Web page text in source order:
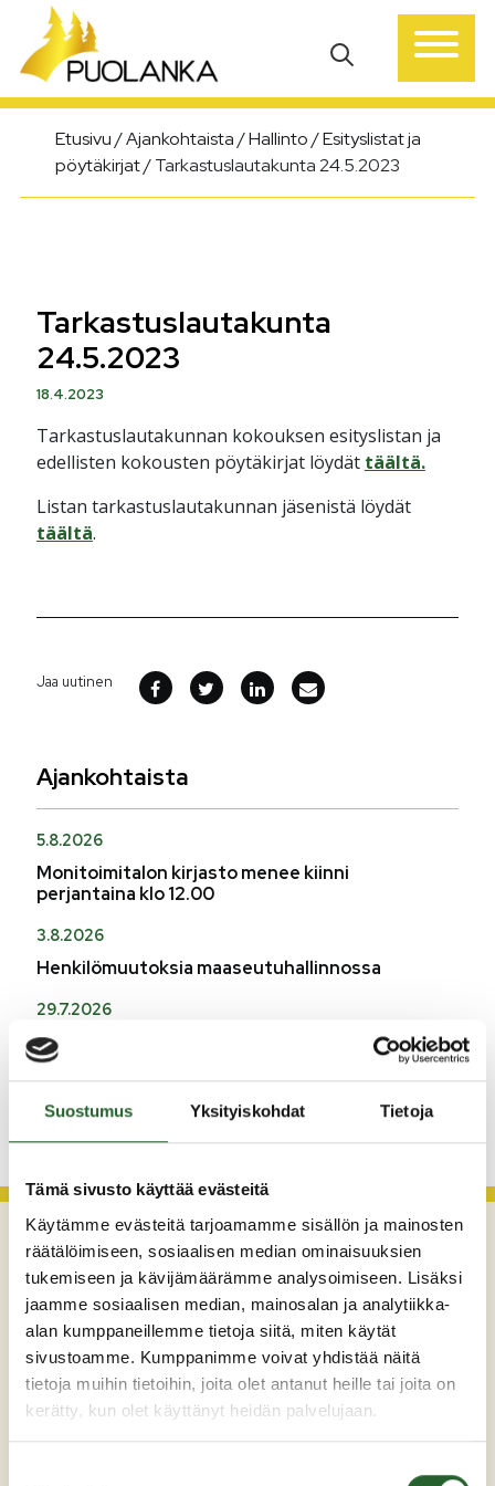
Suostumus Yksityiskohdat Tietoja
Tämä sivusto käyttää evästeitä
Käytämme evästeitä tarjoamamme sisällön ja mainosten
räätälöimiseen, sosiaalisen median ominaisuuksien
tukemiseen ja kävijämäärämme analysoimiseen. Lisäksi
jaamme sosiaalisen median, mainosalan ja analytiikka-
alan kumppaneillemme tietoja siitä, miten käytät
sivustoamme. Kumppanimme voivat yhdistää näitä
tietoja muihin tietoihin, joita olet antanut heille tai joita on
kerätty, kun olet käyttänyt heidän palvelujaan.
Päävalikko
Etusivu/Ajankohtaista/Hallinto/Esityslistat ja
pöytäkirjat/Tarkastuslautakunta 24.5.2023
Tarkastuslautakunta
24.5.2023
18.4.2023
Tarkastuslautakunnan kokouksen esityslistan ja
edellisten kokousten pöytäkirjat löydät täältä.
Listan tarkastuslautakunnan jäsenistä löydät
täältä.
Jaa uutinen
Ajankohtaista
5.8.2026
Monitoimitalon kirjasto menee kiinni
perjantaina klo 12.00
3.8.2026
Henkilömuutoksia maaseutuhallinnossa
29.7.2026
Asfaltointityöt taajamassa myöhästyvät
KATSO KAIKKI
Maaherrankatu 7
89200 Puolanka